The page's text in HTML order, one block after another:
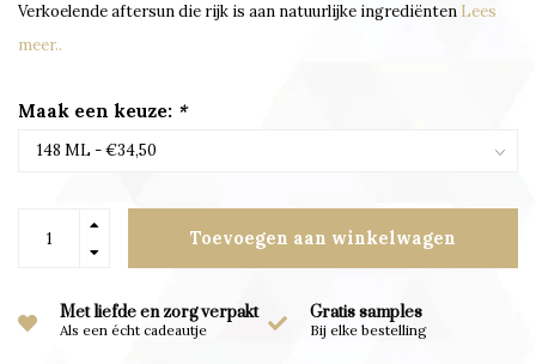
Verkoelende aftersun die rijk is aan natuurlijke ingrediënten Lees
meer..
Maak een keuze: *
Toevoegen aan winkelwagen
Met liefde en zorg verpakt
Als een écht cadeautje
Gratis samples
Bij elke bestelling